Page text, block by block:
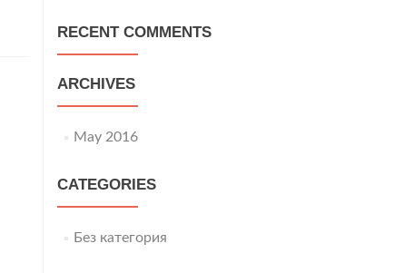
RECENT COMMENTS
ARCHIVES
May 2016
CATEGORIES
Без категория